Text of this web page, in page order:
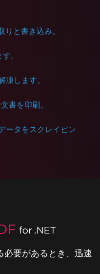
と書き込み。
。
凍します。
書を印刷。
ータをスクレイピン
要があるとき、迅速